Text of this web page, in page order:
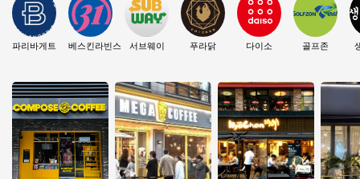
파리바게트 베스킨라빈스 서브웨이 푸라닭 다이소 골프존